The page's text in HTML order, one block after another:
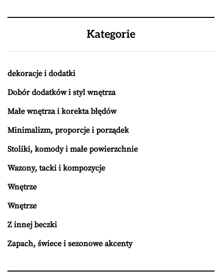
Kategorie
dekoracje i dodatki
Dobór dodatków i styl wnętrza
Małe wnętrza i korekta błędów
Minimalizm, proporcje i porządek
Stoliki, komody i małe powierzchnie
Wazony, tacki i kompozycje
Wnętrze
Wnętrze
Z innej beczki
Zapach, świece i sezonowe akcenty